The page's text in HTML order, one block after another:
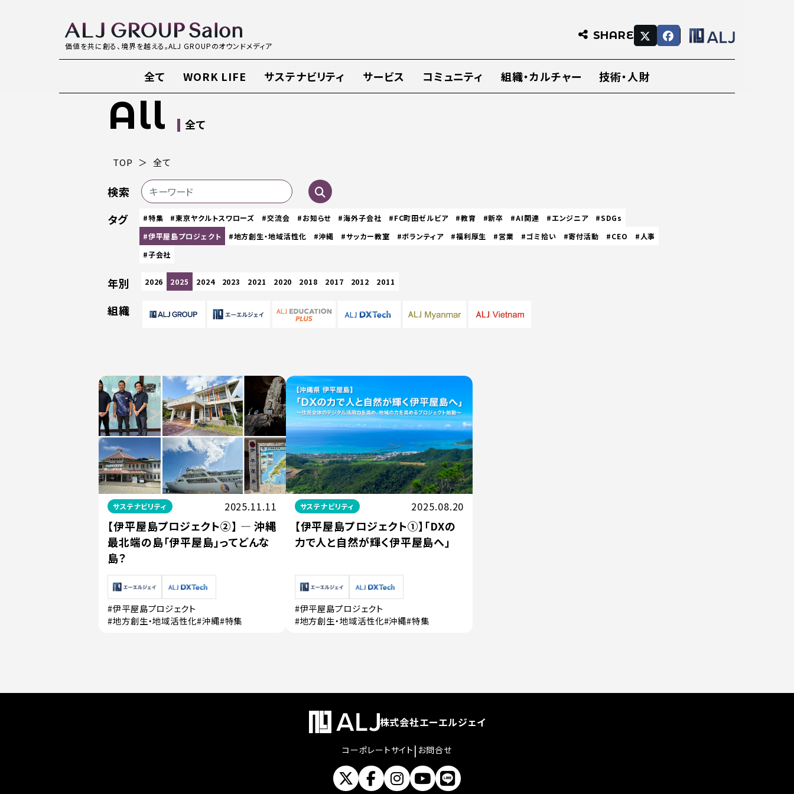
価値を共に創る、境界を越える。ALJ GROUPのオウンドメディア
SHARE
全て WORK LIFE サステナビリティ サービス コミュニティ 組織・カルチャー 技術・人財
All 全て
TOP 全て
検索
タグ
#特集 #東京ヤクルトスワローズ #交流会 #お知らせ #海外子会社 #FC町田ゼルビア #教育 #新卒 #AI関連 #エンジニア
#SDGs
#伊平屋島プロジェクト
#地方創生・地域活性化 #沖縄 #サッカー教室 #ボランティア #福利厚生 #営業 #ゴミ拾い #寄付活動 #CEO
#人事
#子会社
年別 2026 2025 2024 2023 2021 2020 2018 2017 2012 2011
組織
サステナビリティ 2025.11.11
【伊平屋島プロジェクト②】 ― 沖縄
最北端の島「伊平屋島」ってどんな
島？
#伊平屋島プロジェクト
#地方創生・地域活性化#沖縄#特集
サステナビリティ 2025.08.20
【伊平屋島プロジェクト①】「DXの
力で人と自然が輝く伊平屋島へ」
#伊平屋島プロジェクト
#地方創生・地域活性化#沖縄#特集
株式会社エーエルジェイ
コーポレートサイト | お問合せ